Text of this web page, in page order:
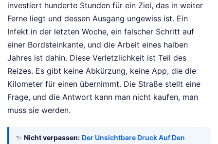
investiert hunderte Stunden für ein Ziel, das in weiter
Ferne liegt und dessen Ausgang ungewiss ist. Ein
Infekt in der letzten Woche, ein falscher Schritt auf
einer Bordsteinkante, und die Arbeit eines halben
Jahres ist dahin. Diese Verletzlichkeit ist Teil des
Reizes. Es gibt keine Abkürzung, keine App, die die
Kilometer für einen übernimmt. Die Straße stellt eine
Frage, und die Antwort kann man nicht kaufen, man
muss sie werden.
✨ Nicht verpassen: Der Unsichtbare Druck Auf Den